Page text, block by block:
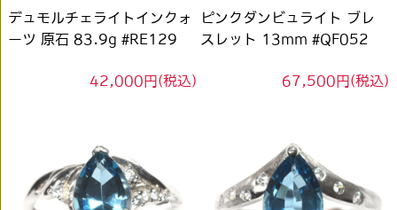
デュモルチェライトインクォ
ーツ 原石 83.9g #RE129
42,000円(税込)
ピンクダンビュライト ブレ
スレット 13mm #QF052
67,500円(税込)